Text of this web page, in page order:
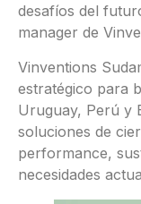
desafíos del
manager de
Vinventions
estratégico para
Uruguay, Perú y
soluciones de
performance,
necesidades